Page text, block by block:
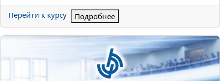
Перейти к курсу Подробнее
vhb - Grundlagen und Anwendungsbereiche des Electronic